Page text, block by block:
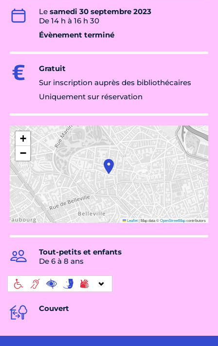
Le samedi 30 septembre 2023
De 14 h à 16 h 30
Évènement terminé
Gratuit
Sur inscription auprès des bibliothécaires
Uniquement sur réservation
+
−
Leaflet|Map data ©OpenStreetMapcontributors
Tout-petits et enfants
De 6 à 8 ans
Couvert